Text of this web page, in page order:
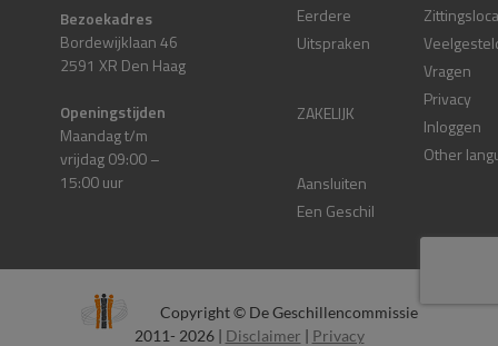
Bezoekadres
Bordewijklaan 46
2591 XR Den Haag
Openingstijden
Maandag t/m
vrijdag 09:00 –
15:00 uur
Eerdere
Uitspraken
ZAKELIJK
Aansluiten
Een Geschil
Vragen
Privacy
Inloggen
Other
Copyright © De Geschillencommissie
2011- 2026 | Disclaimer | Privacy